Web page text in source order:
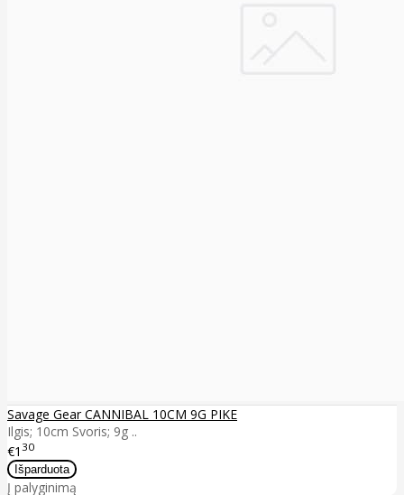
Savage Gear CANNIBAL 10CM 9G PIKE
Ilgis; 10cm Svoris; 9g ..
€1 30
Į palyginimą